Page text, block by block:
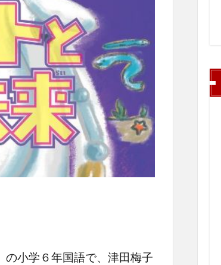
小学６年国語で、津田梅子